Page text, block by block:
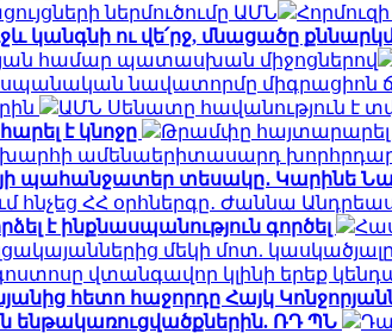
ներմուծումը ԱՄՆ
կանգնի ու վե՛րջ, մնացածը
համար պատասխան միջոցներով
Իսպանական նավատորմը միգրացիոն
ԱՄՆ Սենատը հավանություն է
է կնոջը
Թրամփը հայտարարել
աշխարհի ամենաերիտասարդ
պահանջատեր տեսակը․ Կարինե
հնչեց ՀՀ օրհներգը․ Ժաննա
է ինքնասպանություն գործել
մեկի մոտ. կասկածյալը
վտանգավոր կլինի երեք
հետո հաջորդը Հայկ
ենթակառուցվածքներին. ՌԴ ՊՆ